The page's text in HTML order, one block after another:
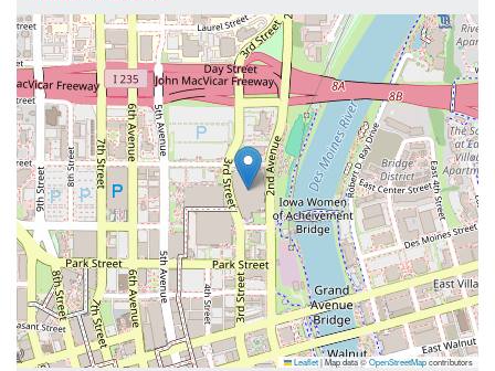
Leaflet|Map data ©OpenStreetMapcontributors